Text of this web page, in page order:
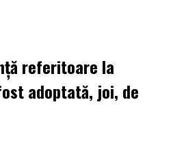
referitoare la
adoptată, joi, de